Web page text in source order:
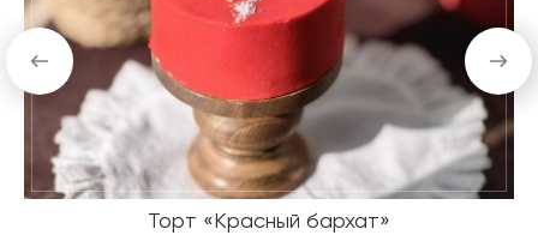
Торт «Красный бархат»